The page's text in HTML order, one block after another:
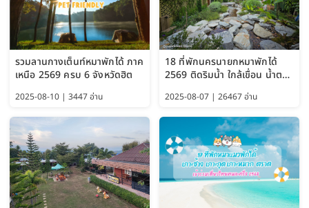
รวมลานกางเต็นท์หมาพักได้ ภาค
เหนือ 2569 ครบ 6 จังหวัดฮิต
2025-08-10 | 3447 อ่าน
18 ที่พักนครนายกหมาพักได้
2569 ติดริมน้ำ ใกล้เขื่อน น้ำตก
ได้
2025-08-07 | 26467 อ่าน